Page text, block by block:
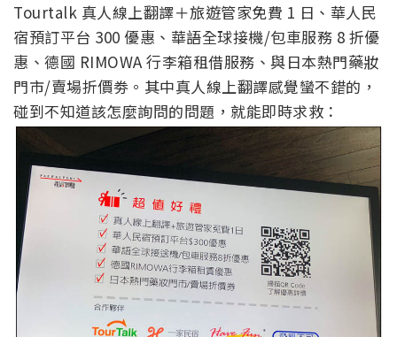
Tourtalk 真人線上翻譯＋旅遊管家免費 1 日、華人民
宿預訂平台 300 優惠、華語全球接機/包車服務 8 折優
惠、德國 RIMOWA 行李箱租借服務、與日本熱門藥妝
門市/賣場折價劵。其中真人線上翻譯感覺蠻不錯的，
碰到不知道該怎麼詢問的問題，就能即時求救：